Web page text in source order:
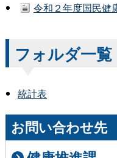
令和２年度国民健
フォルダ一覧
統計表
お問い合わせ先